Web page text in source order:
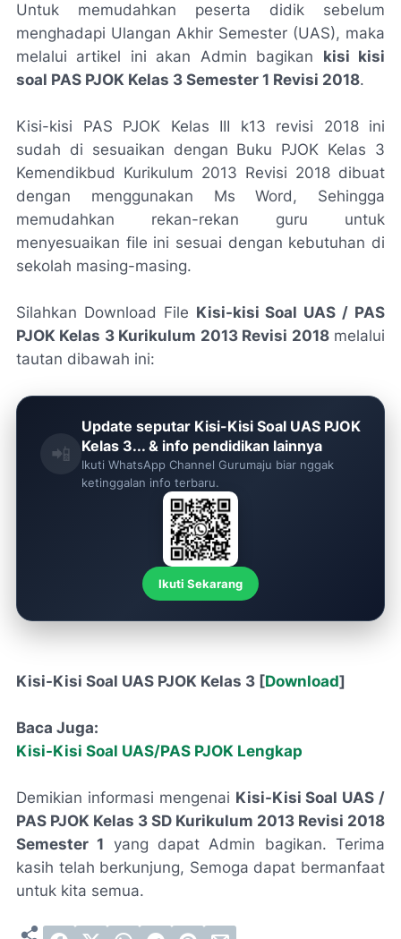
Untuk memudahkan peserta didik sebelum
menghadapi Ulangan Akhir Semester (UAS), maka
melalui artikel ini akan Admin bagikan kisi kisi
soal PAS PJOK Kelas 3 Semester 1 Revisi 2018.
Kisi-kisi PAS PJOK Kelas III k13 revisi 2018 ini
sudah di sesuaikan dengan Buku PJOK Kelas 3
Kemendikbud Kurikulum 2013 Revisi 2018 dibuat
dengan menggunakan Ms Word, Sehingga
memudahkan rekan-rekan guru untuk
menyesuaikan file ini sesuai dengan kebutuhan di
sekolah masing-masing.
Silahkan Download File Kisi-kisi Soal UAS / PAS
PJOK Kelas 3 Kurikulum 2013 Revisi 2018melalui
tautan dibawah ini:
📲
Update seputar Kisi-Kisi Soal UAS PJOK
Kelas 3... & info pendidikan lainnya
Ikuti WhatsApp Channel Gurumaju biar nggak
ketinggalan info terbaru.
Ikuti Sekarang
Kisi-Kisi Soal UAS PJOK Kelas 3 [Download]
Baca Juga:
Kisi-Kisi Soal UAS/PAS PJOK Lengkap
Demikian informasi mengenai Kisi-Kisi Soal UAS /
PAS PJOK Kelas 3 SD Kurikulum 2013 Revisi 2018
Semester 1 yang dapat Admin bagikan. Terima
kasih telah berkunjung, Semoga dapat bermanfaat
untuk kita semua.